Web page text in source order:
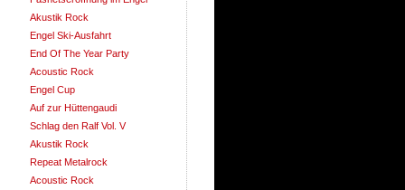
Akustik Rock
Engel Ski-Ausfahrt
End Of The Year Party
Acoustic Rock
Engel Cup
Auf zur Hüttengaudi
Schlag den Ralf Vol. V
Akustik Rock
Repeat Metalrock
Acoustic Rock